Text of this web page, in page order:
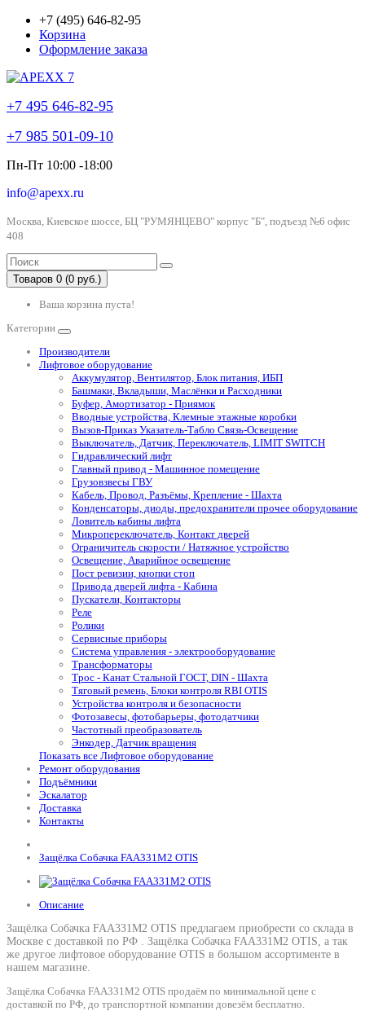
+7 (495) 646-82-95
Корзина
Оформление заказа
+7 495 646-82-95
+7 985 501-09-10
Пн-Пт 10:00 -18:00
info@apexx.ru
Москва, Киевское шоссе, БЦ "РУМЯНЦЕВО" корпус "Б", подъезд №6 офис
408
Товаров 0 (0 руб.)
Ваша корзина пуста!
Категории
Производители
Лифтовое оборудование
Аккумулятор, Вентилятор, Блок питания, ИБП
Башмаки, Вкладыши, Маслёнки и Расходники
Буфер, Амортизатор - Приямок
Вводные устройства, Клемные этажные коробки
Вызов-Приказ Указатель-Табло Связь-Освещение
Выключатель, Датчик, Переключатель, LIMIT SWITCH
Гидравлический лифт
Главный привод - Машинное помещение
Грузовзвесы ГВУ
Кабель, Провод, Разъёмы, Крепление - Шахта
Конденсаторы, диоды, предохранители прочее оборудование
Ловитель кабины лифта
Микропереключатель, Контакт дверей
Ограничитель скорости / Натяжное устройство
Освещение, Аварийное освещение
Пост ревизии, кнопки стоп
Привода дверей лифта - Кабина
Пускатели, Контакторы
Реле
Ролики
Сервисные приборы
Система управления - электрооборудование
Трансформаторы
Трос - Канат Стальной ГОСТ, DIN - Шахта
Тяговый ремень, Блоки контроля RBI OTIS
Устройства контроля и безопасности
Фотозавесы, фотобарьеры, фотодатчики
Частотный преобразователь
Энкодер, Датчик вращения
Показать все Лифтовое оборудование
Ремонт оборудования
Подъёмники
Эскалатор
Доставка
Контакты
Защёлка Собачка FAA331M2 OTIS
Описание
Защёлка Собачка FAA331M2 OTIS предлагаем приобрести со склада в
Москве с доставкой по РФ . Защёлка Собачка FAA331M2 OTIS, а так
же другое лифтовое оборудование OTIS в большом ассортименте в
нашем магазине.
Защёлка Собачка FAA331M2 OTIS продаём по минимальной цене с
доставкой по РФ, до транспортной компании довезём бесплатно.